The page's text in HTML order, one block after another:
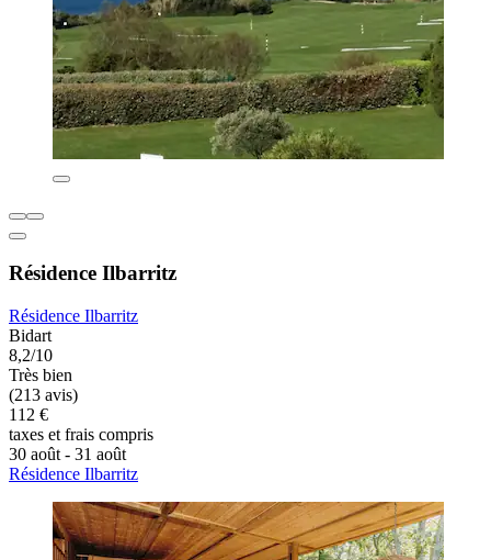
Résidence Ilbarritz
Résidence Ilbarritz
Bidart
8,2/10
Très bien
(213 avis)
112 €
taxes et frais compris
30 août - 31 août
Résidence Ilbarritz